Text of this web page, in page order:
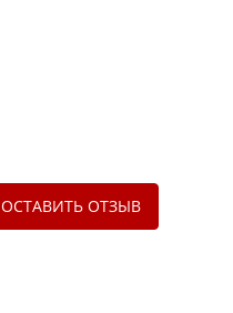
ОСТАВИТЬ ОТЗЫВ